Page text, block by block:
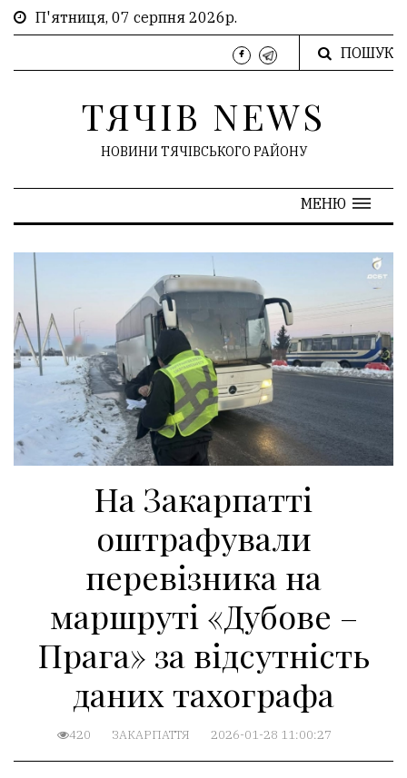
П'ятниця, 07 серпня 2026р.
ПОШУК
ТЯЧІВ NEWS
НОВИНИ ТЯЧІВСЬКОГО РАЙОНУ
МЕНЮ
На Закарпатті
оштрафували
перевізника на
маршруті «Дубове –
Прага» за відсутність
даних тахографа
420 ЗАКАРПАТТЯ 2026-01-28 11:00:27